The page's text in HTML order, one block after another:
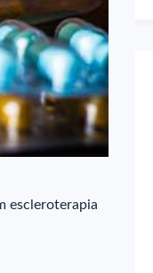
escleroterapia